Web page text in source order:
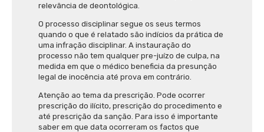
relevância de deontológica.
O processo disciplinar segue os seus termos
quando o que é relatado são indícios da prática de
uma infração disciplinar. A instauração do
processo não tem qualquer pre-juízo de culpa, na
medida em que o médico beneficia da presunção
legal de inocência até prova em contrário.
Atenção ao tema da prescrição. Pode ocorrer
prescrição do ilícito, prescrição do procedimento e
até prescrição da sanção. Para isso é importante
saber em que data ocorreram os factos que